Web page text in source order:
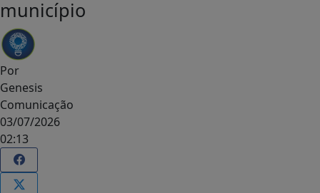
município
Por
Genesis
Comunicação
03/07/2026
02:13